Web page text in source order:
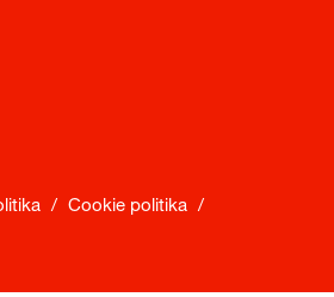
/ Cookie politika /